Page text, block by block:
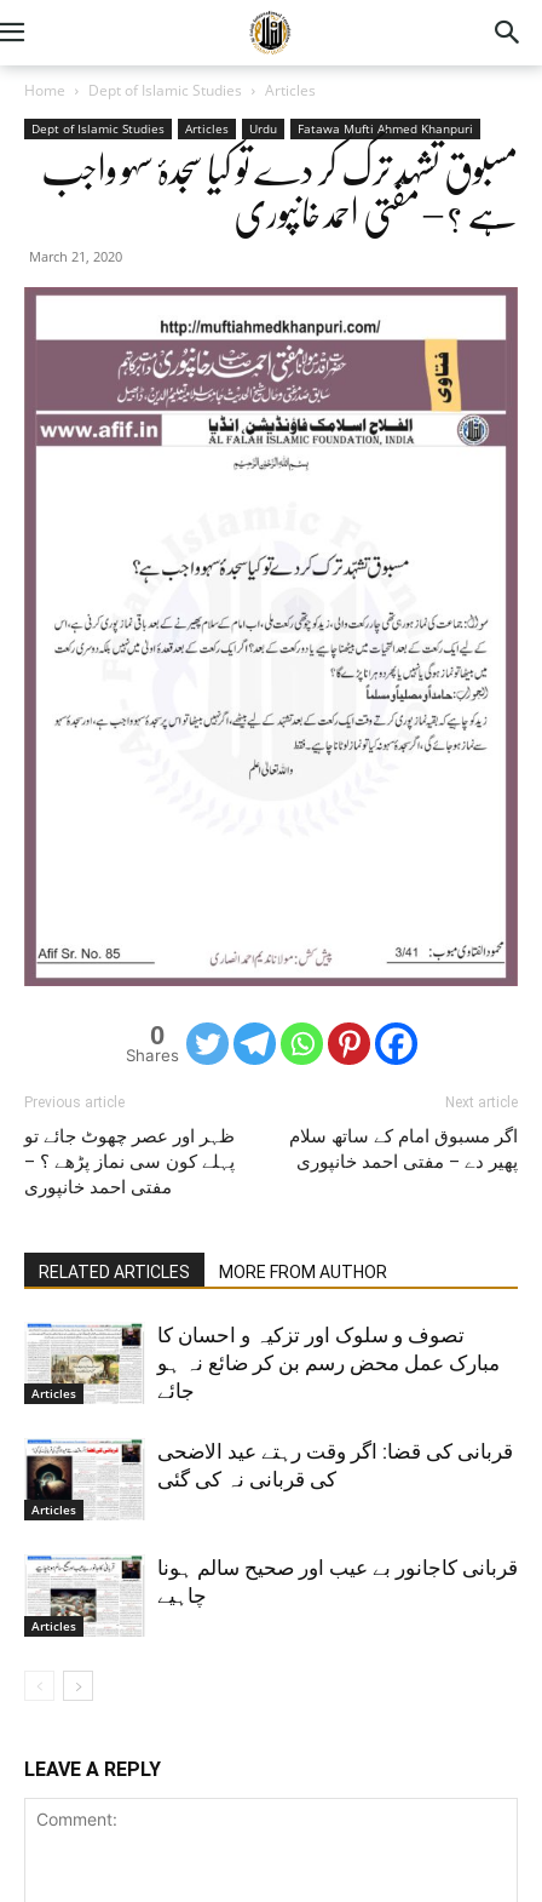
Home Dept of Islamic Studies Articles
Dept of Islamic Studies Articles Urdu Fatawa Mufti Ahmed Khanpuri
مسبوق تشہّد ترک کر دے تو کیا سجدۂ سہو واجب
ہے ؟ – مفتی احمد خانپوری
March 21, 2020
0
Shares
Previous article
ظہر اور عصر چھوٹ جائے تو
پہلے کون سی نماز پڑھے ؟ –
مفتی احمد خانپوری
Next article
اگر مسبوق امام کے ساتھ سلام
پھیر دے – مفتی احمد خانپوری
RELATED ARTICLES MORE FROM AUTHOR
Articles
تصوف و سلوک اور تزکیہ و احسان کا
مبارک عمل محض رسم بن کر ضائع نہ ہو
جائے
Articles
قربانی کی قضا: اگر وقت رہتے عید الاضحی
کی قربانی نہ کی گئی
Articles
قربانی کاجانور بے عیب اور صحیح سالم ہونا
چاہیے
LEAVE A REPLY